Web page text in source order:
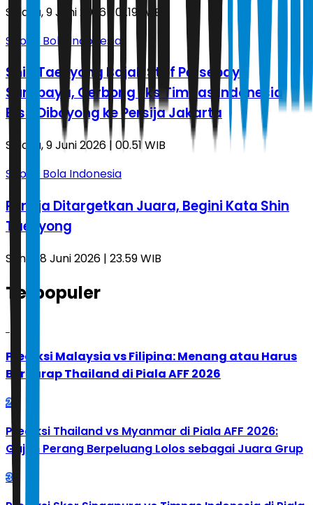
Selasa, 9 Juni 2026 | 01.19 WIB
Sepak Bola Indonesia
Shin Tae-yong Bajak Staf Persebaya
Surabaya, Gerbong Eks Timnas Indonesia
Bisa Diboyong ke Persija Jakarta
Selasa, 9 Juni 2026 | 00.51 WIB
Sepak Bola Indonesia
Persija Ditargetkan Juara, Begini Kata Shin
Tae-yong
Senin, 8 Juni 2026 | 23.59 WIB
Terpopuler
Prediksi Malaysia vs Filipina: Menang atau Harus
Berharap Thailand di Piala AFF 2026
2
Prediksi Thailand vs Myanmar di Piala AFF 2026:
Gajah Perang Berpeluang Lolos sebagai Juara Grup
3